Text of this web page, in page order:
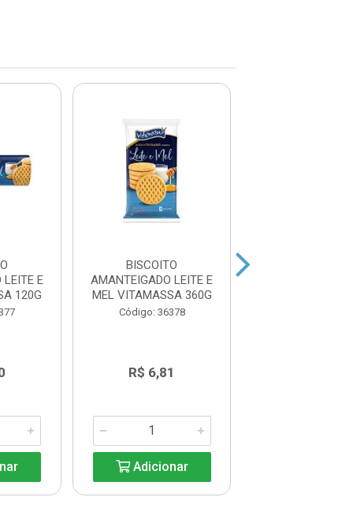
LEITE E
120G
BISCOITO
AMANTEIGADO LEITE E
MEL VITAMASSA 360G
Código: 36378
R$ 6,81
Adicionar